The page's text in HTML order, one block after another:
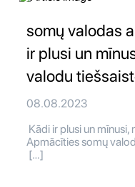
somų valodas
ir plusi un
valodu
08.08.2023
Kādi ir plusi un
Apmācīties somų
[…]